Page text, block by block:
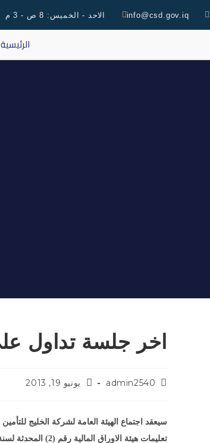
info@csd.gov.iq الاحد - الخميس: 8 ص - 3 م
الرئيسية
اخر جلسة تداول
admin2540 يونيو 19, 2013
تعليمات هيئة الاوراق المالية رقم (2) المحدثة لسنة 2012.